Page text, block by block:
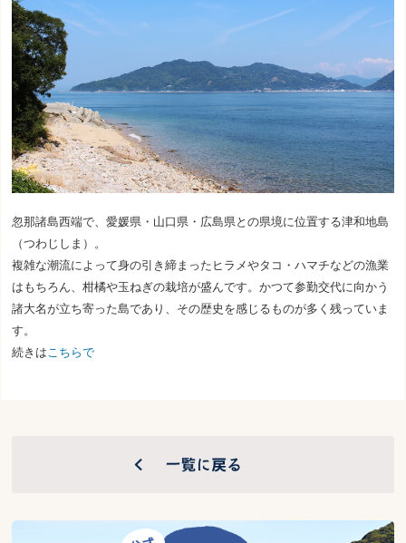
忽那諸島西端で、愛媛県・山口県・広島県との県境に位置する津和地島
（つわじしま）。
複雑な潮流によって身の引き締まったヒラメやタコ・ハマチなどの漁業
はもちろん、柑橘や玉ねぎの栽培が盛んです。かつて参勤交代に向かう
諸大名が立ち寄った島であり、その歴史を感じるものが多く残っていま
す。
続きはこちらで